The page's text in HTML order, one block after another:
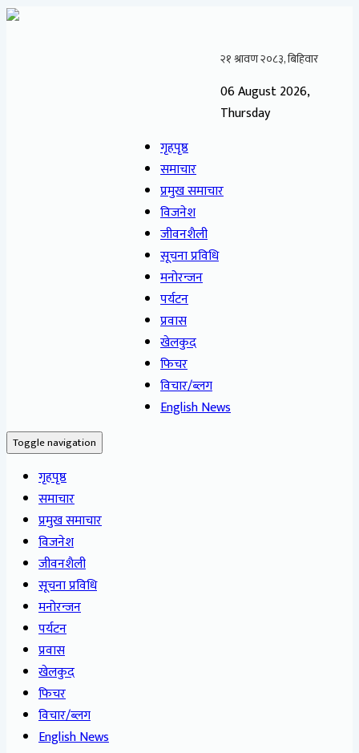
06 August 2026,
Thursday
गृहपृष्ठ
समाचार
प्रमुख समाचार
विजनेश
जीवनशैली
सूचना प्रविधि
मनोरन्जन
पर्यटन
प्रवास
खेलकुद
फिचर
विचार/ब्लग
English News
Toggle navigation
गृहपृष्ठ
समाचार
प्रमुख समाचार
विजनेश
जीवनशैली
सूचना प्रविधि
मनोरन्जन
पर्यटन
प्रवास
खेलकुद
फिचर
विचार/ब्लग
English News